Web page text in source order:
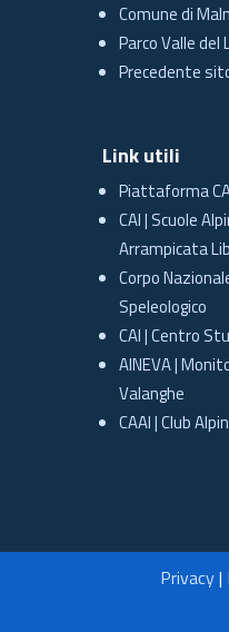
Comune di
Parco Valle del
Precedente
Link utili
Piattaforma
CAI | Scuole
Arrampicata
Corpo
Speleologico
CAI | Centro
AINEVA |
Valanghe
CAAI | Club
Privacy|